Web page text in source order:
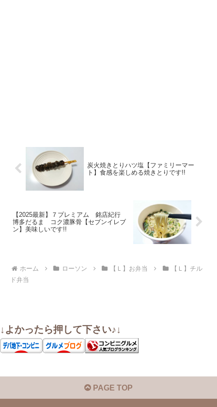
炭火焼きとりハツ塩【ファミリーマー
ト】食感を楽しめる焼きとりです!!
【2025最新】７プレミアム 銘店紀行
博多だるま コク濃豚骨【セブンイレブ
ン】美味しいです!!
ホーム ローソン 【Ｌ】お弁当
【Ｌ】チル
ド弁当
↓よかったら押して下さい♪↓
PAGE TOP